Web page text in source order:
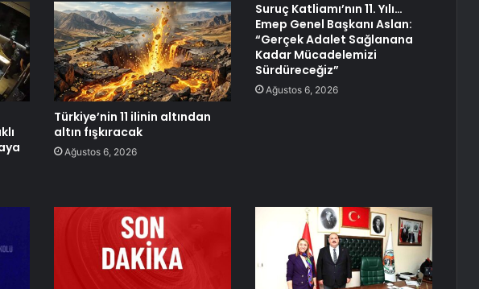
Türkiye’nin 11 ilinin altından
altın fışkıracak
Ağustos 6, 2026
Suruç Katliamı’nın 11. Yılı…
Emep Genel Başkanı Aslan:
“Gerçek Adalet Sağlanana
Kadar Mücadelemizi
Sürdüreceğiz”
Ağustos 6, 2026